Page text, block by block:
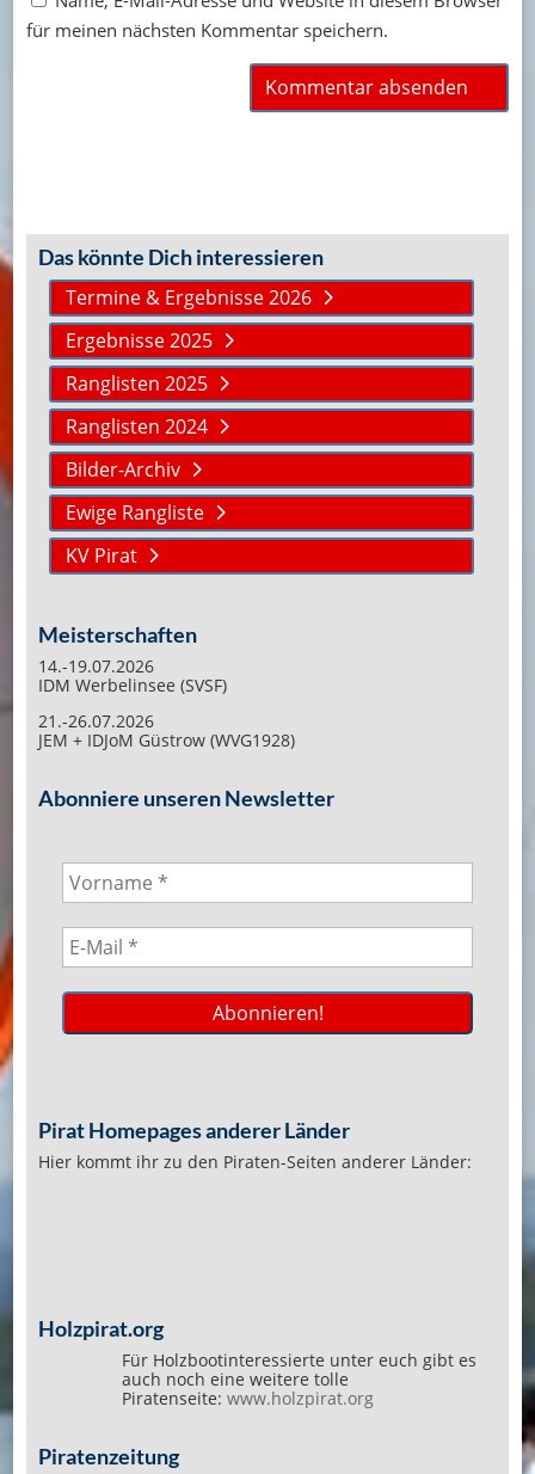
für meinen nächsten Kommentar speichern.
Das könnte Dich interessieren
Termine & Ergebnisse 2026
Ergebnisse 2025
Ranglisten 2025
Ranglisten 2024
Bilder-Archiv
Ewige Rangliste
KV Pirat
Meisterschaften
14.-19.07.2026
IDM Werbelinsee (SVSF)
21.-26.07.2026
JEM + IDJoM Güstrow (WVG1928)
Abonniere unseren Newsletter
Pirat Homepages anderer Länder
Hier kommt ihr zu den Piraten-Seiten anderer Länder:
Holzpirat.org
Für Holzbootinteressierte unter euch gibt es
auch noch eine weitere tolle
Piratenseite: www.holzpirat.org
Piratenzeitung